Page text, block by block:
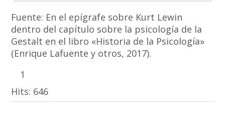
Fuente: En el epígrafe sobre Kurt Lewin
dentro del capítulo sobre la psicología de la
Gestalt en el libro «Historia de la Psicología»
(Enrique Lafuente y otros, 2017).
1
Hits: 646